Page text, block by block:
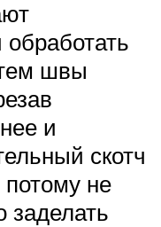
швы
и
скотч
потому не
заделать